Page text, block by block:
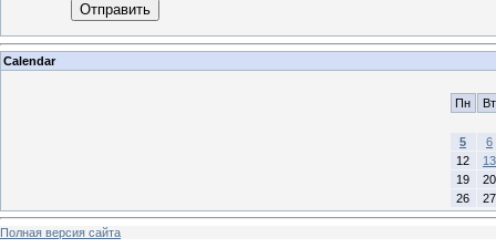
Отправить
Calendar
Пн Вт
5
6
12
13
19
20
26
27
Полная версия сайта